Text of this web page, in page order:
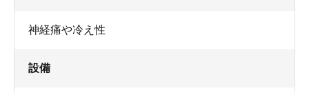
神経痛や冷え性
設備